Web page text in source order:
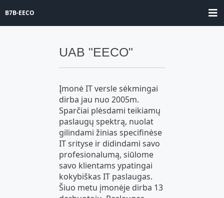
B7B-EECO
UAB "EECO"
Įmonė IT versle sėkmingai
dirba jau nuo 2005m.
Sparčiai plėsdami teikiamų
paslaugų spektrą, nuolat
gilindami žinias specifinėse
IT srityse ir didindami savo
profesionalumą, siūlome
savo klientams ypatingai
kokybiškas IT paslaugas.
Šiuo metu įmonėje dirba 13